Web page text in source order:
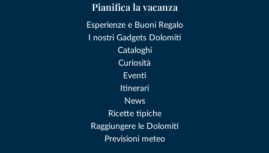
Pianifica la vacanza
Esperienze e Buoni Regalo
I nostri Gadgets Dolomiti
Cataloghi
Curiosità
Eventi
Itinerari
News
Ricette tipiche
Raggiungere le Dolomiti
Previsioni meteo